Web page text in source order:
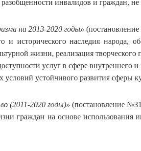
инвалидов и граждан,
на 2013-2020 годы»
и исторического наследия народа,
жизни, реализация творческого
услуг в сфере внутреннего
устойчивого развития сферы
(2011-2020 годы)» (постановление
граждан на основе